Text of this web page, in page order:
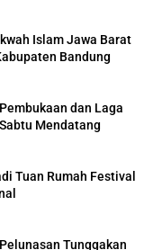
Islam Jawa Barat
Bandung
dan Laga
Mendatang
Tuan Rumah Festival
Tunggakan